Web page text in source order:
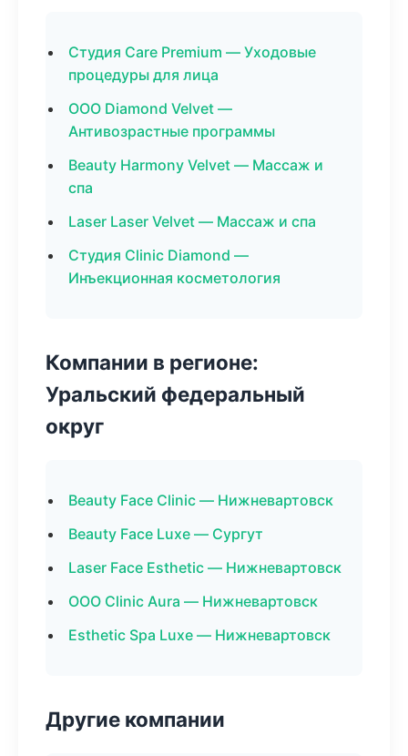
Студия Care Premium — Уходовые
процедуры для лица
ООО Diamond Velvet —
Антивозрастные программы
Beauty Harmony Velvet — Массаж и
спа
Laser Laser Velvet — Массаж и спа
Студия Clinic Diamond —
Инъекционная косметология
Компании в регионе:
Уральский федеральный
округ
Beauty Face Clinic — Нижневартовск
Beauty Face Luxe — Сургут
Laser Face Esthetic — Нижневартовск
ООО Clinic Aura — Нижневартовск
Esthetic Spa Luxe — Нижневартовск
Другие компании